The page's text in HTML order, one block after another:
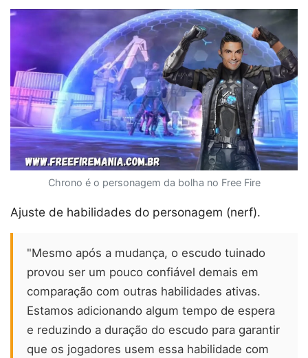
Chrono é o personagem da bolha no Free Fire
Ajuste de habilidades do personagem (nerf).
"Mesmo após a mudança, o escudo tuinado
provou ser um pouco confiável demais em
comparação com outras habilidades ativas.
Estamos adicionando algum tempo de espera
e reduzindo a duração do escudo para garantir
que os jogadores usem essa habilidade com